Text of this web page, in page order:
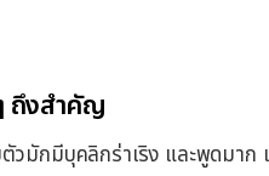
ถึงสำคัญ
วมักมีบุคลิกร่าเริง และพูดมา